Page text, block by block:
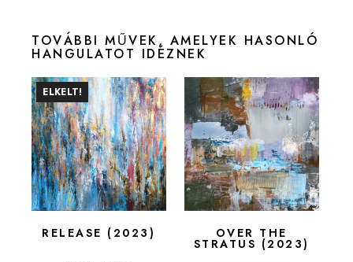
TOVÁBBI MŰVEK, AMELYEK HASONLÓ
HANGULATOT IDÉZNEK
ELKELT!
RELEASE (2023) OVER THE
STRATUS (2023)